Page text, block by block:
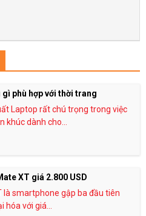
phù hợp với thời trang
Laptop rất chú trọng trong việc
khúc dành cho...
XT giá 2.800 USD
là smartphone gập ba đầu tiên
với giá...